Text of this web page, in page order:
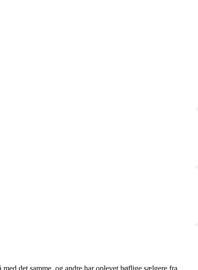
det samme, og andre har oplevet høflige sælgere fra